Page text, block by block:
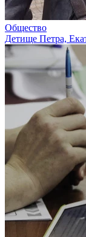
Общество
Детище Петра,